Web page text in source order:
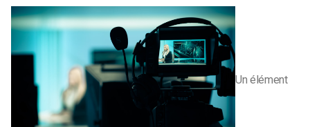
Un élément